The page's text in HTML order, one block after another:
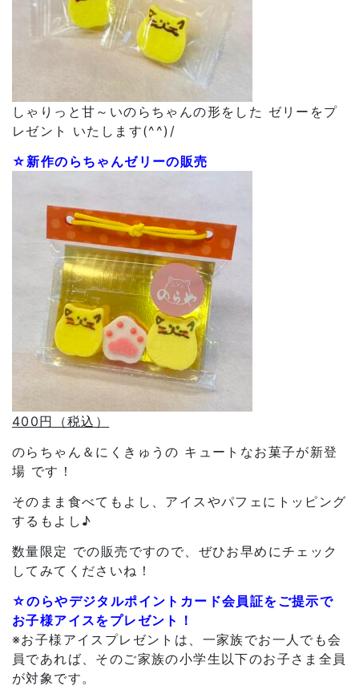
しゃりっと甘～いのらちゃんの形をした ゼリーをプ
レゼント いたします(^^)/
☆新作のらちゃんゼリーの販売
400円（税込）
のらちゃん＆にくきゅうの キュートなお菓子が新登
場 です！
そのまま食べてもよし、アイスやパフェにトッピング
するもよし♪
数量限定 での販売ですので、ぜひお早めにチェック
してみてくださいね！
☆のらやデジタルポイントカード会員証をご提示で
お子様アイスをプレゼント！
※お子様アイスプレゼントは、一家族でお一人でも会
員であれば、そのご家族の小学生以下のお子さま全員
が対象です。